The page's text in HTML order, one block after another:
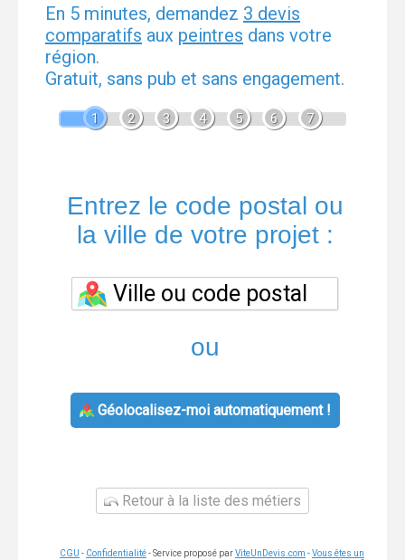
En 5 minutes, demandez 3 devis
comparatifs aux peintres dans votre
région.
Gratuit, sans pub et sans engagement.
1 2 3 4 5 6 7
Entrez le code postal ou
la ville de votre projet :
ou
Géolocalisez-moi automatiquement !
Retour à la liste des métiers
CGU - Confidentialité- Service proposé parViteUnDevis.com -Vous êtes un